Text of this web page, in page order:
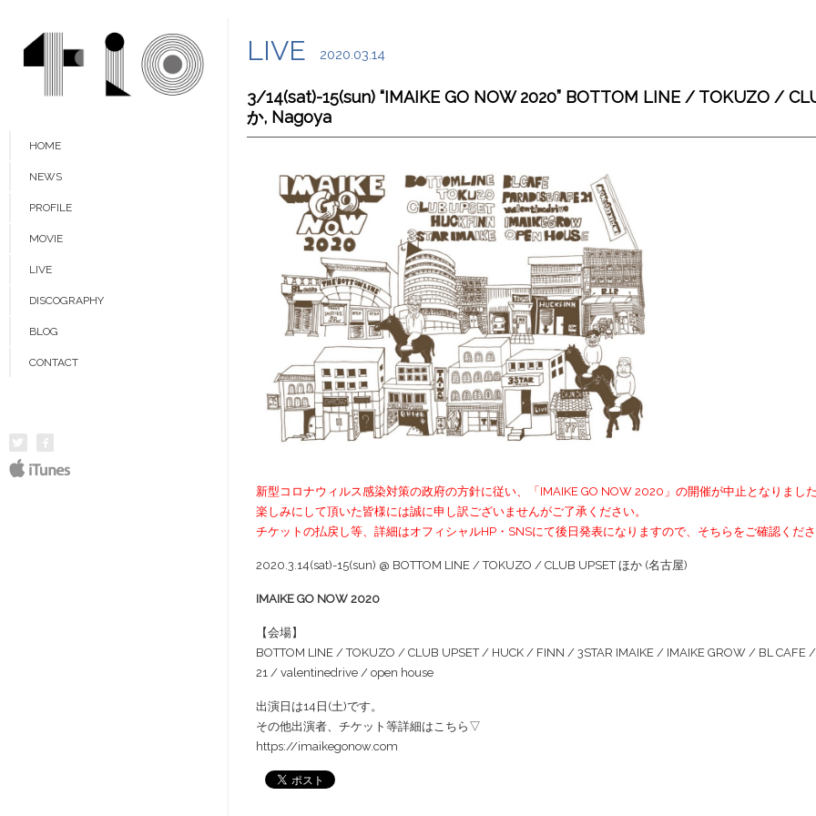
HOME
NEWS
PROFILE
MOVIE
LIVE
DISCOGRAPHY
BLOG
CONTACT
LIVE 2020.03.14
3/14(sat)-15(sun) “IMAIKE GO NOW 2020” BOTTOM LINE / TOKUZO /
か, Nagoya
新型コロナウィルス感染対策の政府の方針に従い、「IMAIKE GO NOW 2020」の開催が中止となりました
楽しみにして頂いた皆様には誠に申し訳ございませんがご了承ください。
チケットの払戻し等、詳細はオフィシャルHP・SNSにて後日発表になりますので、そちらをご確認くださ
2020.3.14(sat)-15(sun) @ BOTTOM LINE / TOKUZO / CLUB UPSET ほか (名古屋)
IMAIKE GO NOW 2020
【会場】
BOTTOM LINE / TOKUZO / CLUB UPSET / HUCK / FINN / 3STAR IMAIKE / IMAIKE GROW / BL CAFE /
21 / valentinedrive / open house
出演日は14日(土)です。
その他出演者、チケット等詳細はこちら▽
https://imaikegonow.com